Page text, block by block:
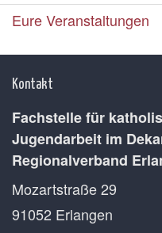
Eure Veranstaltungen
Kontakt
Fachstelle für
Jugendarbeit im
Regionalverband
Mozartstraße 29
91052 Erlangen